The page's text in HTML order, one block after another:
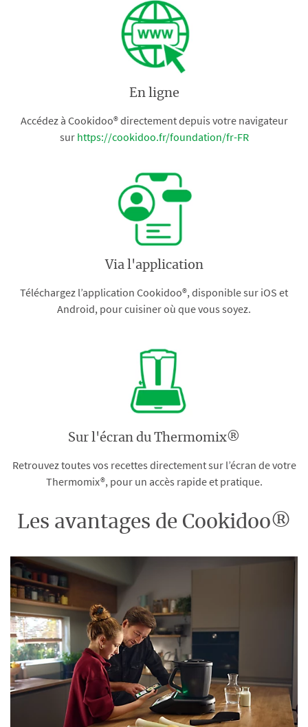
En ligne
Accédez à Cookidoo® directement depuis votre navigateur
sur https://cookidoo.fr/foundation/fr-FR
Via l'application
Téléchargez l’application Cookidoo®, disponible sur iOS et
Android, pour cuisiner où que vous soyez.
Sur l'écran du Thermomix®
Retrouvez toutes vos recettes directement sur l’écran de votre
Thermomix®, pour un accès rapide et pratique.
Les avantages de Cookidoo®